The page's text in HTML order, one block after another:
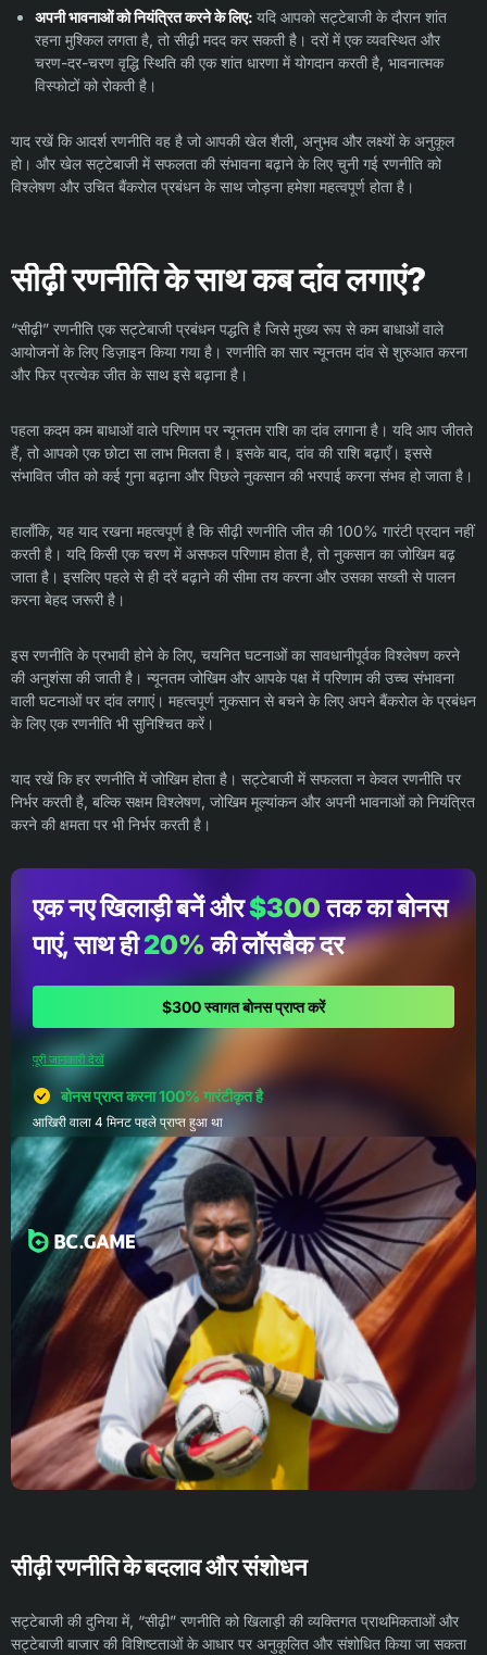
अपनी भावनाओं को नियंत्रित करने के लिए: यदि आपको सट्टेबाजी के दौरान शांत
रहना मुश्किल लगता है, तो सीढ़ी मदद कर सकती है। दरों में एक व्यवस्थित और
चरण-दर-चरण वृद्धि स्थिति की एक शांत धारणा में योगदान करती है, भावनात्मक
विस्फोटों को रोकती है।
याद रखें कि आदर्श रणनीति वह है जो आपकी खेल शैली, अनुभव और लक्ष्यों के अनुकूल
हो। और खेल सट्टेबाजी में सफलता की संभावना बढ़ाने के लिए चुनी गई रणनीति को
विश्लेषण और उचित बैंकरोल प्रबंधन के साथ जोड़ना हमेशा महत्वपूर्ण होता है।
सीढ़ी रणनीति के साथ कब दांव लगाएं?
“सीढ़ी” रणनीति एक सट्टेबाजी प्रबंधन पद्धति है जिसे मुख्य रूप से कम बाधाओं वाले
आयोजनों के लिए डिज़ाइन किया गया है। रणनीति का सार न्यूनतम दांव से शुरुआत करना
और फिर प्रत्येक जीत के साथ इसे बढ़ाना है।
पहला कदम कम बाधाओं वाले परिणाम पर न्यूनतम राशि का दांव लगाना है। यदि आप जीतते
हैं, तो आपको एक छोटा सा लाभ मिलता है। इसके बाद, दांव की राशि बढ़ाएँ। इससे
संभावित जीत को कई गुना बढ़ाना और पिछले नुकसान की भरपाई करना संभव हो जाता है।
हालाँकि, यह याद रखना महत्वपूर्ण है कि सीढ़ी रणनीति जीत की 100% गारंटी प्रदान नहीं
करती है। यदि किसी एक चरण में असफल परिणाम होता है, तो नुकसान का जोखिम बढ़
जाता है। इसलिए पहले से ही दरें बढ़ाने की सीमा तय करना और उसका सख्ती से पालन
करना बेहद जरूरी है।
इस रणनीति के प्रभावी होने के लिए, चयनित घटनाओं का सावधानीपूर्वक विश्लेषण करने
की अनुशंसा की जाती है। न्यूनतम जोखिम और आपके पक्ष में परिणाम की उच्च संभावना
वाली घटनाओं पर दांव लगाएं। महत्वपूर्ण नुकसान से बचने के लिए अपने बैंकरोल के प्रबंधन
के लिए एक रणनीति भी सुनिश्चित करें।
याद रखें कि हर रणनीति में जोखिम होता है। सट्टेबाजी में सफलता न केवल रणनीति पर
निर्भर करती है, बल्कि सक्षम विश्लेषण, जोखिम मूल्यांकन और अपनी भावनाओं को नियंत्रित
करने की क्षमता पर भी निर्भर करती है।
एक नए खिलाड़ी बनें और$300तक का बोनस
पाएं, साथ ही20%की लॉसबैक दर
$300 स्वागत बोनस प्राप्त करें
पूरी जानकारी देखें
बोनस प्राप्त करना 100% गारंटीकृत है
आखिरी वाला 4 मिनट पहले प्राप्त हुआ था
सीढ़ी रणनीति के बदलाव और संशोधन
सट्टेबाजी की दुनिया में, “सीढ़ी” रणनीति को खिलाड़ी की व्यक्तिगत प्राथमिकताओं और
सट्टेबाजी बाजार की विशिष्टताओं के आधार पर अनुकूलित और संशोधित किया जा सकता